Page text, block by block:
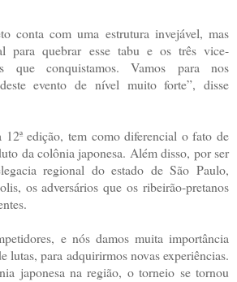
conta com uma estrutura invejável, mas
para quebrar esse tabu e os três vice-
que conquistamos. Vamos para nos
evento de nível muito forte”, disse
edição, tem como diferencial o fato de
da colônia japonesa. Além disso, por ser
regional do estado de São Paulo,
os adversários que os ribeirão-pretanos
e nós damos muita importância
lutas, para adquirirmos novas experiências.
japonesa na região, o torneio se tornou